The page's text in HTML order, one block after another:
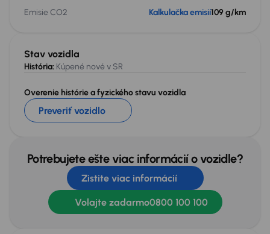
Stav vozidla
História: Kúpené nové v SR
Overenie histórie a fyzického stavu vozidla
Preveriť vozidlo
Emisie CO2
Kalkulačka emisií109 g/km
Potrebujete ešte viac informácií o vozidle?
Zistite viac informácií
Volajte zadarmo0800 100 100